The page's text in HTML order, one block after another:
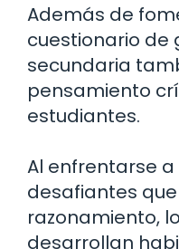
Además de
cuestionario de
secundaria
pensamiento
estudiantes.
Al enfrentarse
desafiantes
razonamiento,
desarrollan